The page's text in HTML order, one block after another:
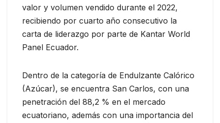
valor y volumen vendido durante el 2022,
recibiendo por cuarto año consecutivo la
carta de liderazgo por parte de Kantar World
Panel Ecuador.
Dentro de la categoría de Endulzante Calórico
(Azúcar), se encuentra San Carlos, con una
penetración del 88,2 % en el mercado
ecuatoriano, además con una importancia del